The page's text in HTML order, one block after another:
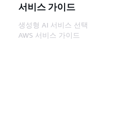
서비스 가이드
생성형 AI 서비스 선택
AWS 서비스 가이드